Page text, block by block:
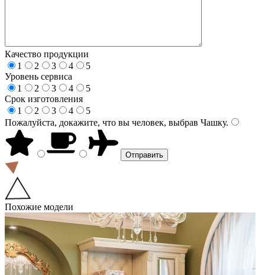
Качество продукции
1
2 3 4
5
Уровень сервиса
1
2 3 4
5
Срок изготовления
1
2 3 4
5
Пожалуйста, докажите, что вы человек, выбрав Чашку.
Похожие модели